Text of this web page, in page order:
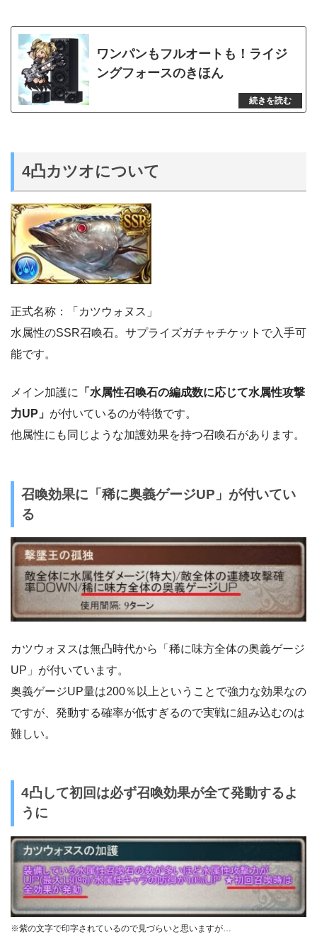
ワンパンもフルオートも！ライジ
ングフォースのきほん
4凸カツオについて
正式名称：「カツウォヌス」
水属性のSSR召喚石。サプライズガチャチケットで入手可
能です。
メイン加護に
「水属性召喚石の編成数に応じて水属性攻撃
力UP」 が付いているのが特徴です。
他属性にも同じような加護効果を持つ召喚石があります。
召喚効果に「稀に奥義ゲージUP」が付いてい
る
カツウォヌスは無凸時代から「稀に味方全体の奥義ゲージ
UP」が付いています。
奥義ゲージUP量は200％以上ということで強力な効果なの
ですが、発動する確率が低すぎるので実戦に組み込むのは
難しい。
4凸して初回は必ず召喚効果が全て発動するよ
うに
※紫の文字で印字されているので見づらいと思いますが…